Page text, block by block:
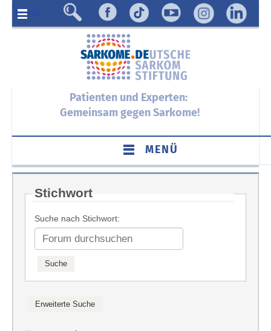
Menü
Patienten und Experten:
Gemeinsam gegen Sarkome!
MENÜ
Stichwort
Suche nach Stichwort: